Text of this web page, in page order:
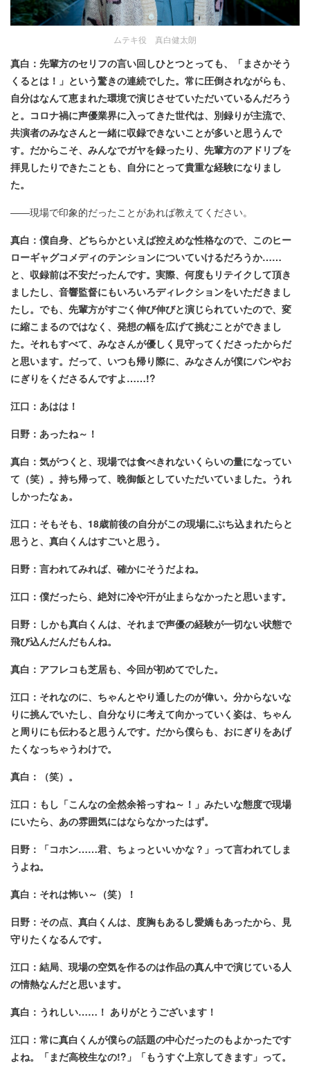
ムテキ役 真白健太朗
真白：先輩方のセリフの言い回しひとつとっても、「まさかそう
くるとは！」という驚きの連続でした。常に圧倒されながらも、
自分はなんて恵まれた環境で演じさせていただいているんだろう
と。コロナ禍に声優業界に入ってきた世代は、別録りが主流で、
共演者のみなさんと一緒に収録できないことが多いと思うんで
す。だからこそ、みんなでガヤを録ったり、先輩方のアドリブを
拝見したりできたことも、自分にとって貴重な経験になりまし
た。
――現場で印象的だったことがあれば教えてください。
真白：僕自身、どちらかといえば控えめな性格なので、このヒー
ローギャグコメディのテンションについていけるだろうか……
と、収録前は不安だったんです。実際、何度もリテイクして頂き
ましたし、音響監督にもいろいろディレクションをいただきまし
たし。でも、先輩方がすごく伸び伸びと演じられていたので、変
に縮こまるのではなく、発想の幅を広げて挑むことができまし
た。それもすべて、みなさんが優しく見守ってくださったからだ
と思います。だって、いつも帰り際に、みなさんが僕にパンやお
にぎりをくださるんですよ……!?
江口：あはは！
日野：あったね～！
真白：気がつくと、現場では食べきれないくらいの量になってい
て（笑）。持ち帰って、晩御飯としていただいていました。うれ
しかったなぁ。
江口：そもそも、18歳前後の自分がこの現場にぶち込まれたらと
思うと、真白くんはすごいと思う。
日野：言われてみれば、確かにそうだよね。
江口：僕だったら、絶対に冷や汗が止まらなかったと思います。
日野：しかも真白くんは、それまで声優の経験が一切ない状態で
飛び込んだんだもんね。
真白：アフレコも芝居も、今回が初めてでした。
江口：それなのに、ちゃんとやり通したのが偉い。分からないな
りに挑んでいたし、自分なりに考えて向かっていく姿は、ちゃん
と周りにも伝わると思うんです。だから僕らも、おにぎりをあげ
たくなっちゃうわけで。
真白：（笑）。
江口：もし「こんなの全然余裕っすね～！」みたいな態度で現場
にいたら、あの雰囲気にはならなかったはず。
日野：「コホン……君、ちょっといいかな？」って言われてしま
うよね。
真白：それは怖い～（笑）！
日野：その点、真白くんは、度胸もあるし愛嬌もあったから、見
守りたくなるんです。
江口：結局、現場の空気を作るのは作品の真ん中で演じている人
の情熱なんだと思います。
真白：うれしい……！ ありがとうございます！
江口：常に真白くんが僕らの話題の中心だったのもよかったです
よね。「まだ高校生なの!?」「もうすぐ上京してきます」って。